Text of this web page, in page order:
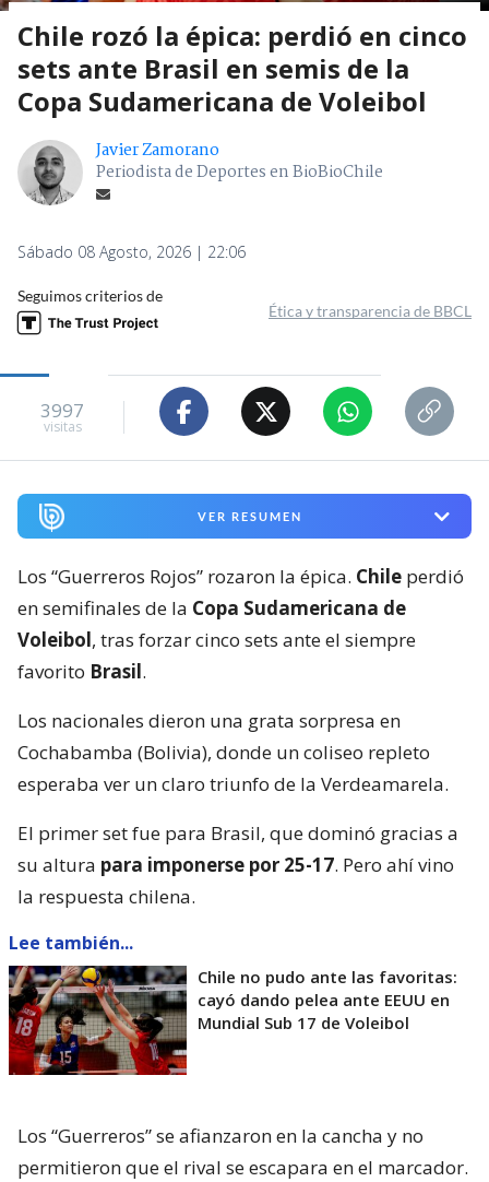
Chile rozó la épica: perdió en cinco
sets ante Brasil en semis de la
Copa Sudamericana de Voleibol
Javier Zamorano
Periodista de Deportes en BioBioChile
Sábado 08 Agosto, 2026 | 22:06
Seguimos criterios de
Ética y transparencia de BBCL
3997
visitas
VER RESUMEN
Los “Guerreros Rojos” rozaron la épica. Chile perdió
en semifinales de la Copa Sudamericana de
Voleibol, tras forzar cinco sets ante el siempre
favorito Brasil.
Los nacionales dieron una grata sorpresa en
Cochabamba (Bolivia), donde un coliseo repleto
esperaba ver un claro triunfo de la Verdeamarela.
El primer set fue para Brasil, que dominó gracias a
su altura para imponerse por 25-17. Pero ahí vino
la respuesta chilena.
Lee también...
Chile no pudo ante las favoritas:
cayó dando pelea ante EEUU en
Mundial Sub 17 de Voleibol
Los “Guerreros” se afianzaron en la cancha y no
permitieron que el rival se escapara en el marcador.